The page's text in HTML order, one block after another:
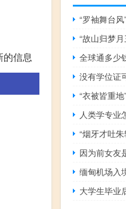
的信息
“罗袖舞台
“故山归梦
全球通多少
没有学位证
“衣被皆重
人类学专业
“烟牙才吐
因为前女友
缅甸机场入
大学生毕业